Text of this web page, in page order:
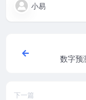
小易
数字预
下一篇